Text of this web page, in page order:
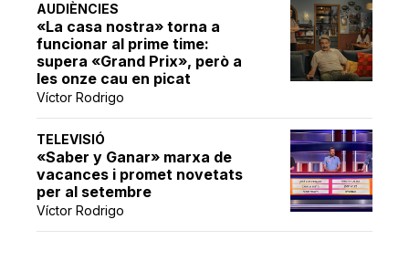
AUDIÈNCIES
«La casa nostra» torna a
funcionar al prime time:
supera «Grand Prix», però a
les onze cau en picat
Víctor Rodrigo
TELEVISIÓ
«Saber y Ganar» marxa de
vacances i promet novetats
per al setembre
Víctor Rodrigo